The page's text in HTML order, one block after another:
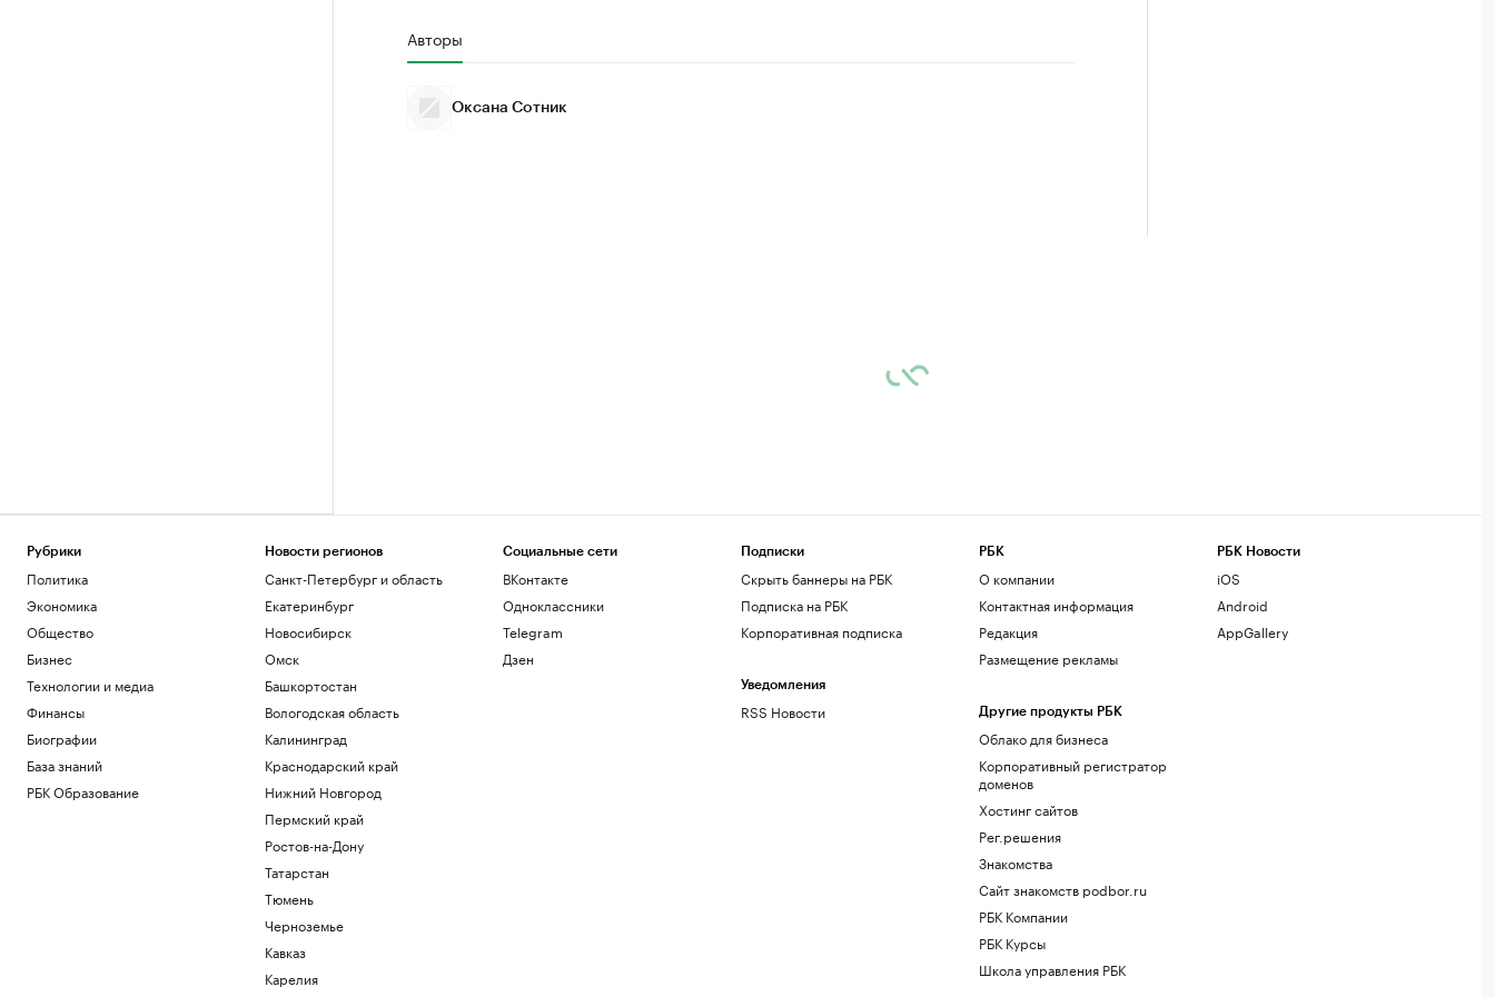
Авторы
Оксана Сотник
Рубрики
Политика
Экономика
Общество
Бизнес
Технологии и медиа
Финансы
Биографии
База знаний
РБК Образование
Новости регионов
Санкт-Петербург и область
Екатеринбург
Новосибирск
Омск
Башкортостан
Вологодская область
Калининград
Краснодарский край
Нижний Новгород
Пермский край
Ростов-на-Дону
Татарстан
Тюмень
Черноземье
Кавказ
Карелия
Социальные сети
ВКонтакте
Одноклассники
Telegram
Дзен
Подписки
Скрыть баннеры на РБК
Подписка на РБК
Корпоративная подписка
Уведомления
RSS Новости
РБК
О компании
Контактная информация
Редакция
Размещение рекламы
Другие продукты РБК
Облако для бизнеса
Корпоративный регистратор
доменов
Хостинг сайтов
Рег.решения
Знакомства
Сайт знакомств podbor.ru
РБК Компании
РБК Курсы
Школа управления РБК
РБК Новости
iOS
Android
AppGallery